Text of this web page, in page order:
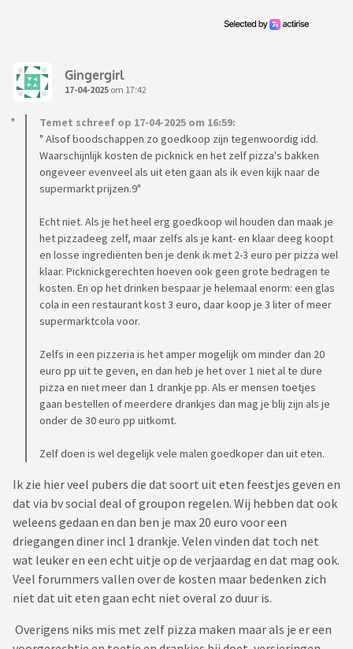
Gingergirl
17-04-2025 om 17:42
Temet schreef op 17-04-2025 om 16:59:
" Alsof boodschappen zo goedkoop zijn tegenwoordig idd.
Waarschijnlijk kosten de picknick en het zelf pizza's bakken
ongeveer evenveel als uit eten gaan als ik even kijk naar de
supermarkt prijzen.9"
Echt niet. Als je het heel erg goedkoop wil houden dan maak je
het pizzadeeg zelf, maar zelfs als je kant- en klaar deeg koopt
en losse ingrediënten ben je denk ik met 2-3 euro per pizza wel
klaar. Picknickgerechten hoeven ook geen grote bedragen te
kosten. En op het drinken bespaar je helemaal enorm: een glas
cola in een restaurant kost 3 euro, daar koop je 3 liter of meer
supermarktcola voor.
Zelfs in een pizzeria is het amper mogelijk om minder dan 20
euro pp uit te geven, en dan heb je het over 1 niet al te dure
pizza en niet meer dan 1 drankje pp. Als er mensen toetjes
gaan bestellen of meerdere drankjes dan mag je blij zijn als je
onder de 30 euro pp uitkomt.
Zelf doen is wel degelijk vele malen goedkoper dan uit eten.
Ik zie hier veel pubers die dat soort uit eten feestjes geven en
dat via bv social deal of groupon regelen. Wij hebben dat ook
weleens gedaan en dan ben je max 20 euro voor een
driegangen diner incl 1 drankje. Velen vinden dat toch net
wat leuker en een echt uitje op de verjaardag en dat mag ook.
Veel forummers vallen over de kosten maar bedenken zich
niet dat uit eten gaan echt niet overal zo duur is.
Overigens niks mis met zelf pizza maken maar als je er een